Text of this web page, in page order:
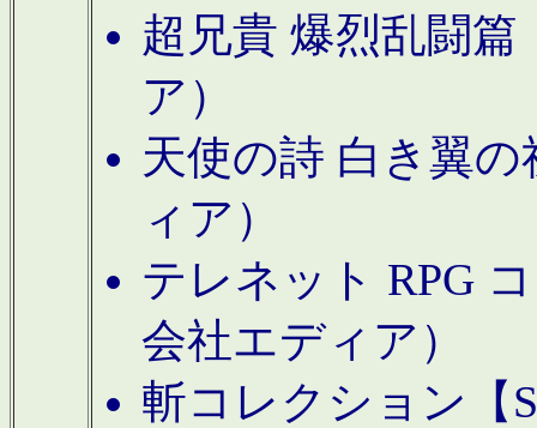
超兄貴 爆烈乱闘篇
ア）
天使の詩 白き翼
ィア）
テレネット RPG
会社エディア）
斬コレクション【